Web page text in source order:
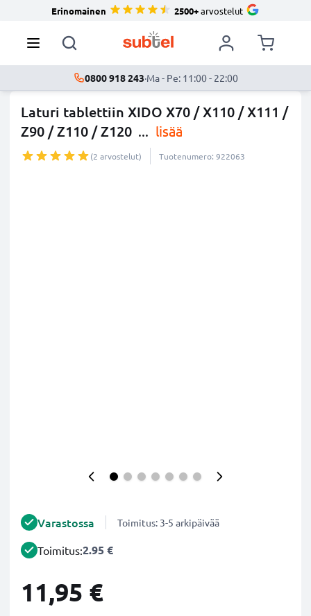
Erinomainen 2500+arvostelut
0800 918 243·Ma - Pe: 11:00 - 22:00
Laturi tablettiin XIDO X70 / X110 / X111 /
Z90 / Z110 / Z120 ... lisää
(2 arvostelut) Tuotenumero: 922063
Varastossa Toimitus: 3-5 arkipäivää
Toimitus:2.95 €
11,95 €